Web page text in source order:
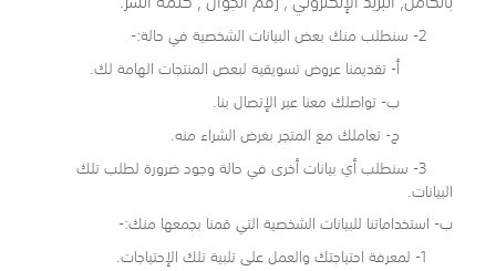
2- سنطلب منك بعض البيانات الشخصية في حالة:-
أ- تقديمنا عروض تسويقية لبعض المنتجات الهامة لك.
ب- تواصلك معنا عبر الإتصال بنا.
ج- تعاملك مع المتجر بغرض الشراء منه.
3- سنطلب أي بيانات أخرى في حالة وجود ضرورة لطلب تلك
البيانات.
ب- استخداماتنا للبيانات الشخصية التي قمنا بجمعها منك:-
1- لمعرفة احتياجتك والعمل على تلبية تلك الإحتياجات.